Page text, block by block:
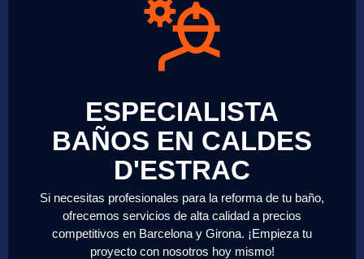
ESPECIALISTA
BAÑOS EN CALDES
D'ESTRAC
Si necesitas profesionales para la reforma de tu baño,
ofrecemos servicios de alta calidad a precios
competitivos en Barcelona y Girona. ¡Empieza tu
proyecto con nosotros hoy mismo!